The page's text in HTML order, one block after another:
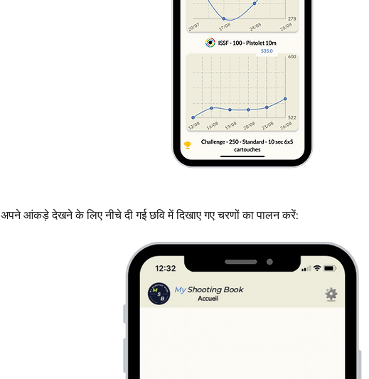
अपने आंकड़े देखने के लिए नीचे दी गई छवि में दिखाए गए चरणों का पालन करें: